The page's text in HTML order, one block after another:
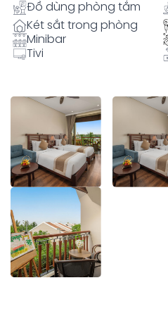
Đồ dùng phòng tắm
Két sắt trong phòng
Minibar
Tivi